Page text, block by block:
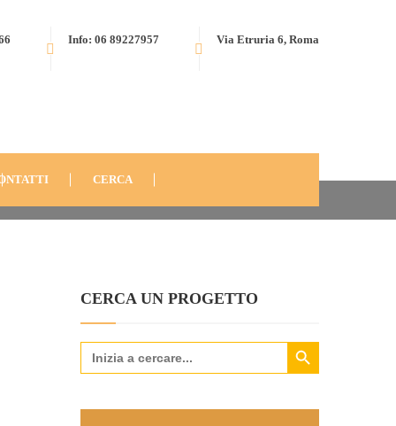
Via Etruria 6, Roma
Info: 06 89227957
CERCA
CERCA UN PROGETTO
Search
for:
Search Button